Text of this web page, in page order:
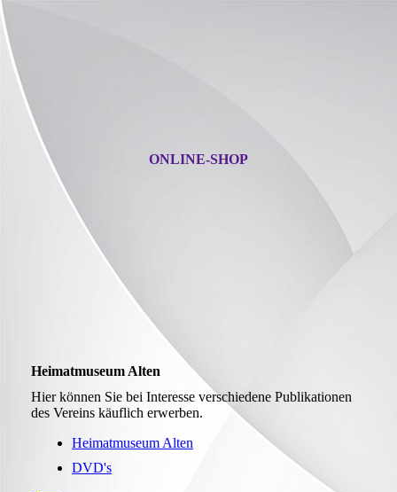
ONLINE-SHOP
Heimatmuseum Alten
Hier können Sie bei Interesse verschiedene Publikationen
des Vereins käuflich erwerben.
Heimatmuseum Alten
DVD's